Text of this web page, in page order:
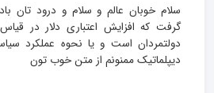
سلام خوبان عالم و سلام و درود تان باد
گرفت که افزایش اعتباری دلار در
دولتمردان است و یا نحوه عملکرد
دیپلماتیک ممنونم از متن خوب تون